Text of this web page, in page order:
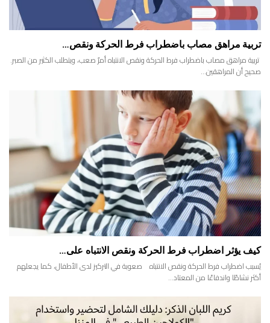
تربية مراهق مصاب باضطراب فرط الحركة ونقص…
تربية مراهق مصاب باضطراب فرط الحركة ونقص الانتباه أمرٌ صعب، ويتطلب الكثير من الصبر.
صحيح أن المراهقين…
كيف يؤثر اضطراب فرط الحركة ونقص الانتباه على…
يُسبب اضطراب فرط الحركة ونقص الانتباه صعوبة في التركيز لدى الأطفال، كما يجعلهم
أكثر نشاطًا واندفاعًا من المعتاد…